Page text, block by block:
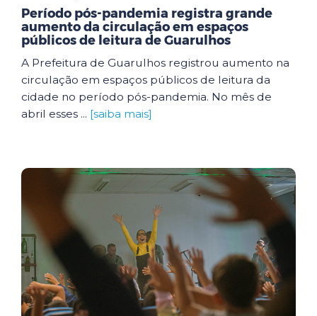
Período pós-pandemia registra grande
aumento da circulação em espaços
públicos de leitura de Guarulhos
A Prefeitura de Guarulhos registrou aumento na
circulação em espaços públicos de leitura da
cidade no período pós-pandemia. No mês de
abril esses ... [saiba mais]